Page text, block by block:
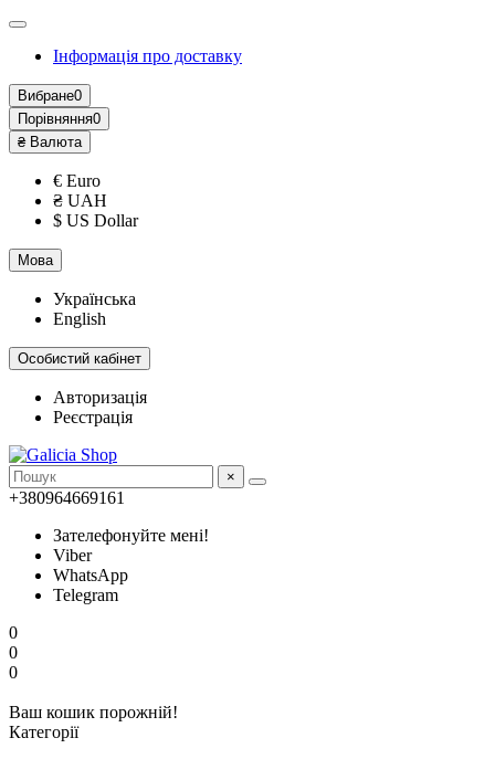
Інформація про доставку
Вибране0
Порівняння0
₴ Валюта
€ Euro
₴ UAH
$ US Dollar
Мова
Українська
English
Особистий кабінет
Авторизація
Реєстрація
×
+380964669161
Зателефонуйте мені!
Viber
WhatsApp
Telegram
0
0
0
Ваш кошик порожній!
Категорії